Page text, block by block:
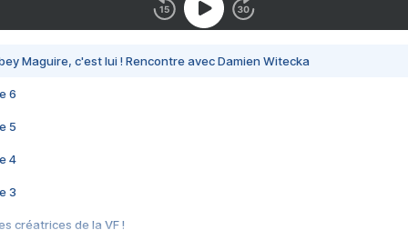
Maguire, c'est lui ! Rencontre avec Damien Witecka
6
5
4
3
créatrices de la VF !